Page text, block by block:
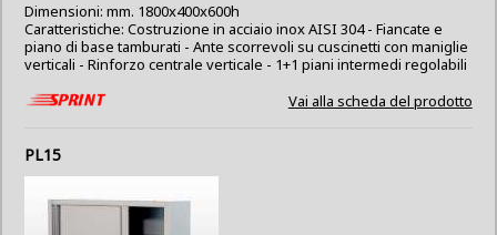
Dimensioni: mm. 1800x400x600h
Caratteristiche: Costruzione in acciaio inox AISI 304 - Fiancate e
piano di base tamburati - Ante scorrevoli su cuscinetti con maniglie
verticali - Rinforzo centrale verticale - 1+1 piani intermedi regolabili
Vai alla scheda del prodotto
PL15